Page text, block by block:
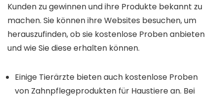
Kunden zu gewinnen und ihre Produkte bekannt zu
machen. Sie können ihre Websites besuchen, um
herauszufinden, ob sie kostenlose Proben anbieten
und wie Sie diese erhalten können.
Einige Tierärzte bieten auch kostenlose Proben
von Zahnpflegeprodukten für Haustiere an. Bei